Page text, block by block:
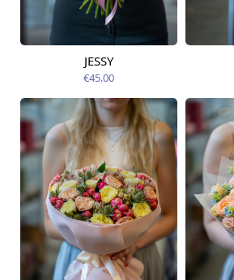
Pieejams šodien
JESSY
€45.00